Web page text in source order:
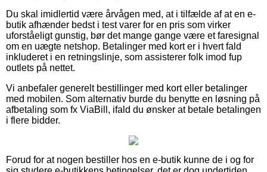
Du skal imidlertid være årvågen med, at i tilfælde af at en e-
butik afhænder bedst i test varer for en pris som virker
uforståeligt gunstig, bør det mange gange være et faresignal
om en uægte netshop. Betalinger med kort er i hvert fald
inkluderet i en retningslinje, som assisterer folk imod fup
outlets på nettet.
Vi anbefaler generelt bestillinger med kort eller betalinger
med mobilen. Som alternativ burde du benytte en løsning på
afbetaling som fx ViaBill, ifald du ønsker at betale betalingen
i flere bidder.
Forud for at nogen bestiller hos en e-butik kunne de i og for